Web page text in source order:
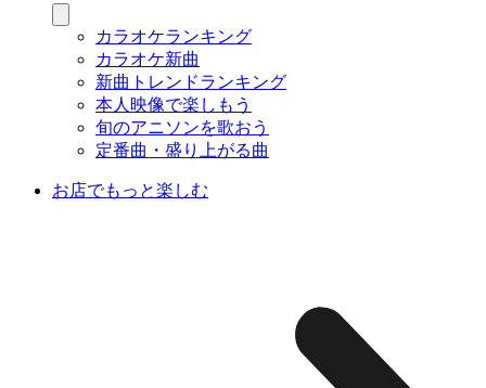
カラオケランキング
カラオケ新曲
新曲トレンドランキング
本人映像で楽しもう
旬のアニソンを歌おう
定番曲・盛り上がる曲
お店でもっと楽しむ